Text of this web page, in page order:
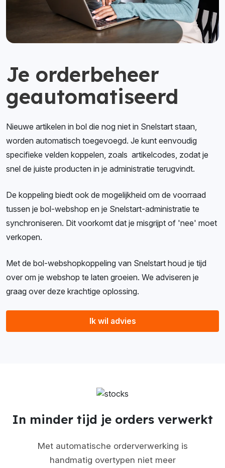
Je orderbeheer
geautomatiseerd
Nieuwe artikelen in bol die nog niet in Snelstart staan,
worden automatisch toegevoegd. Je kunt eenvoudig
specifieke velden koppelen, zoals artikelcodes, zodat je
snel de juiste producten in je administratie terugvindt.
De koppeling biedt ook de mogelijkheid om de voorraad
tussen je bol-webshop en je Snelstart-administratie te
synchroniseren. Dit voorkomt dat je misgrijpt of 'nee' moet
verkopen.
Met de bol-webshopkoppeling van Snelstart houd je tijd
over om je webshop te laten groeien. We adviseren je
graag over deze krachtige oplossing.
Ik wil advies
In minder tijd je orders verwerkt
Met automatische orderverwerking is
handmatig overtypen niet meer